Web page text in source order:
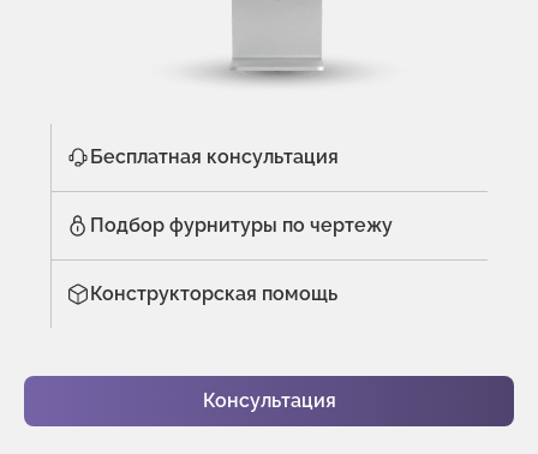
Бесплатная консультация
Подбор фурнитуры по чертежу
Конструкторская помощь
Консультация